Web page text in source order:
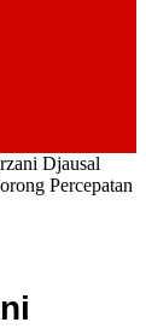
Djausal
Percepatan